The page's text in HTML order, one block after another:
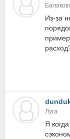
Из-за
Луга
Я